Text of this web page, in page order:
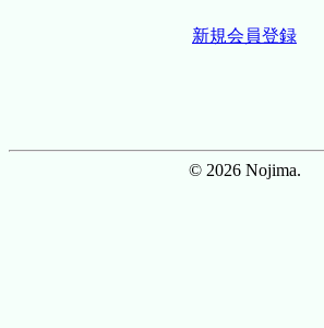
新規会員登録
© 2026 Nojima.